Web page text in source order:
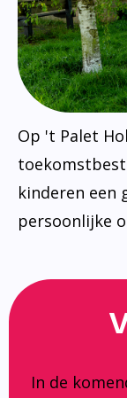
Op 't Palet
kinderen een
persoonlijke
In de